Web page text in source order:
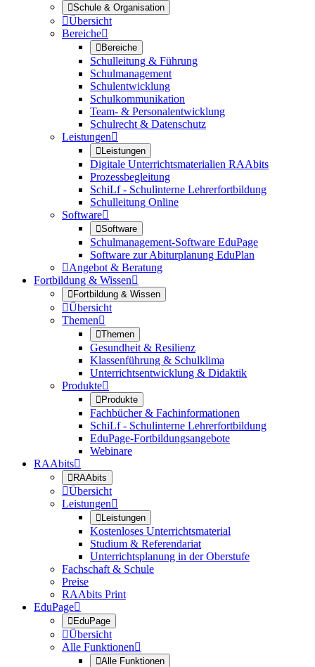
Schule & Organisation
Übersicht
Bereiche
Bereiche
Schulleitung & Führung
Schulmanagement
Schulentwicklung
Schulkommunikation
Team- & Personalentwicklung
Schulrecht & Datenschutz
Leistungen
Leistungen
Digitale Unterrichtsmaterialien RAAbits
Prozessbegleitung
SchiLf - Schulinterne Lehrerfortbildung
Schulleitung Online
Software
Software
Schulmanagement-Software EduPage
Software zur Abiturplanung EduPlan
Angebot & Beratung
Fortbildung & Wissen
Fortbildung & Wissen
Übersicht
Themen
Themen
Gesundheit & Resilienz
Klassenführung & Schulklima
Unterrichtsentwicklung & Didaktik
Produkte
Produkte
Fachbücher & Fachinformationen
SchiLf - Schulinterne Lehrerfortbildung
EduPage-Fortbildungsangebote
Webinare
RAAbits
RAAbits
Übersicht
Leistungen
Leistungen
Kostenloses Unterrichtsmaterial
Studium & Referendariat
Unterrichtsplanung in der Oberstufe
Fachschaft & Schule
Preise
RAAbits Print
EduPage
EduPage
Übersicht
Alle Funktionen
Alle Funktionen